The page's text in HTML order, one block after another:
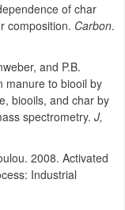
of char
composition. Carbon.
and P.B.
manure to biooil by
biooils, and char by
spectrometry. J,
2008. Activated
Industrial